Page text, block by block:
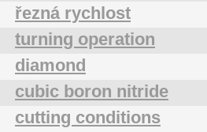
řezná rychlost
turning operation
diamond
cubic boron nitride
cutting conditions